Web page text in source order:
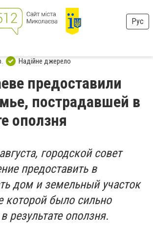
Рус
Надійне джерело
предоставили
пострадавшей в
оползня
городской совет
предоставить в
дом и земельный участок
которой было сильно
результате оползня.